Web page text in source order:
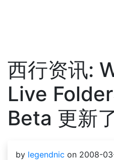
西行资讯:
Live
Beta 更新
by legendnic on 2008-